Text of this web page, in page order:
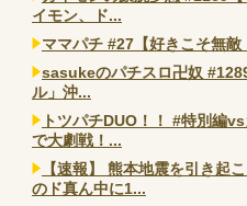
イモン、ド...
ママパチ #27【好きこそ無敵
sasukeのパチスロ卍奴
ル」沖...
トツパチDUO！！ #特別編
で大劇戦！...
【速報】 熊本地震を引き起
のド真ん中に1...